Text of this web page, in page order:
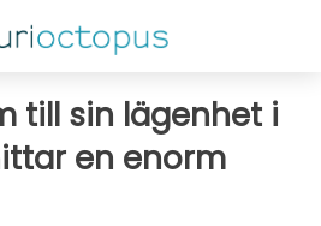
till sin lägenhet i
en enorm